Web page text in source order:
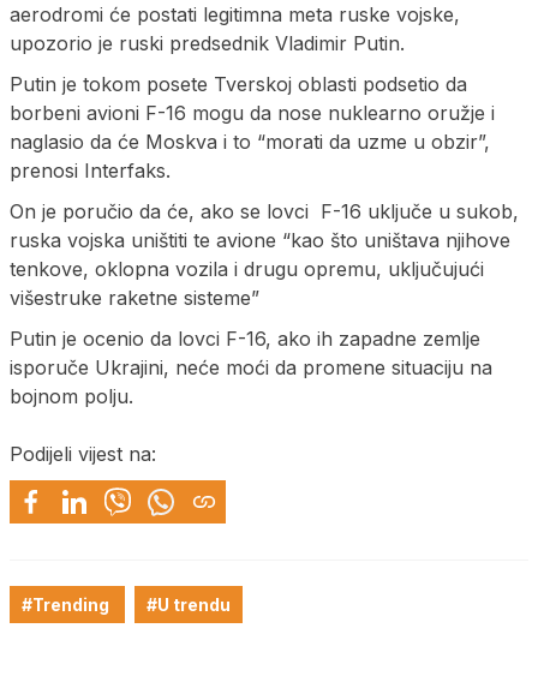
aerodromi će postati legitimna meta ruske vojske,
upozorio je ruski predsednik Vladimir Putin.
Putin je tokom posete Tverskoj oblasti podsetio da
borbeni avioni F-16 mogu da nose nuklearno oružje i
naglasio da će Moskva i to “morati da uzme u obzir”,
prenosi Interfaks.
On je poručio da će, ako se lovci F-16 uključe u sukob,
ruska vojska uništiti te avione “kao što uništava njihove
tenkove, oklopna vozila i drugu opremu, uključujući
višestruke raketne sisteme”
Putin je ocenio da lovci F-16, ako ih zapadne zemlje
isporuče Ukrajini, neće moći da promene situaciju na
bojnom polju.
Podijeli vijest na:
#Trending #U trendu